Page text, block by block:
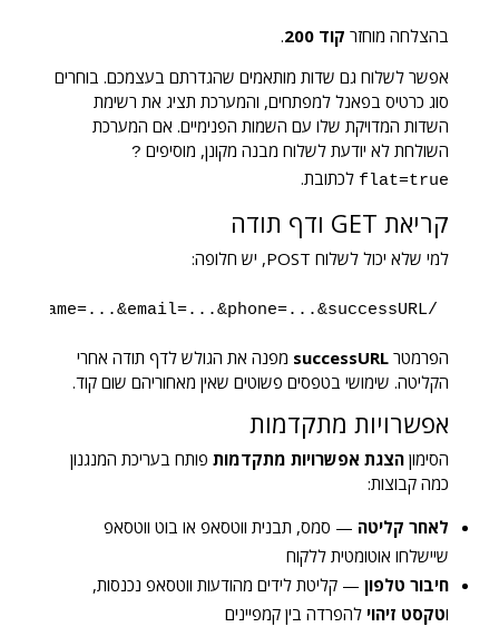
בהצלחה מוחזר קוד 200
.
אפשר לשלוח גם שדות מותאמים שהגדרתם בעצמכם. בוחרים
סוג כרטיס בפאנל למפתחים, והמערכת תציג את רשימת
השדות המדויקת שלו עם השמות הפנימיים. אם המערכת
השולחת לא יודעת לשלוח מבנה מקונן, מוסיפים ?
flat=true לכתובת.
קריאת GET ודף תודה
למי שלא יכול לשלוח POST, יש חלופה:
/api/landingPage/{companyID}?landingPageToken=...&name=...&email=...&phone=...&successURL=...
הפרמטר successURL מפנה את הגולש לדף תודה אחרי
הקליטה. שימושי בטפסים פשוטים שאין מאחוריהם שום קוד.
אפשרויות מתקדמות
הסימון הצגת אפשרויות מתקדמותפותח בעריכת המנגנון
כמה קבוצות:
לאחר קליטה — סמס, תבנית ווטסאפ או בוט ווטסאפ
שיישלחו אוטומטית ללקוח
חיבור טלפון— קליטת לידים מהודעות ווטסאפ נכנסות,
וטקסט זיהוי להפרדה בין קמפיינים